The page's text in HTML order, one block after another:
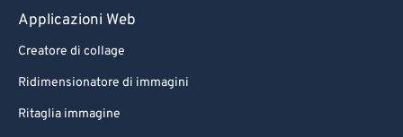
Applicazioni Web
Creatore di collage
Ridimensionatore di immagini
Ritaglia immagine